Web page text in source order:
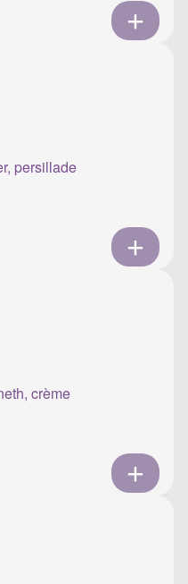
persillade
crème